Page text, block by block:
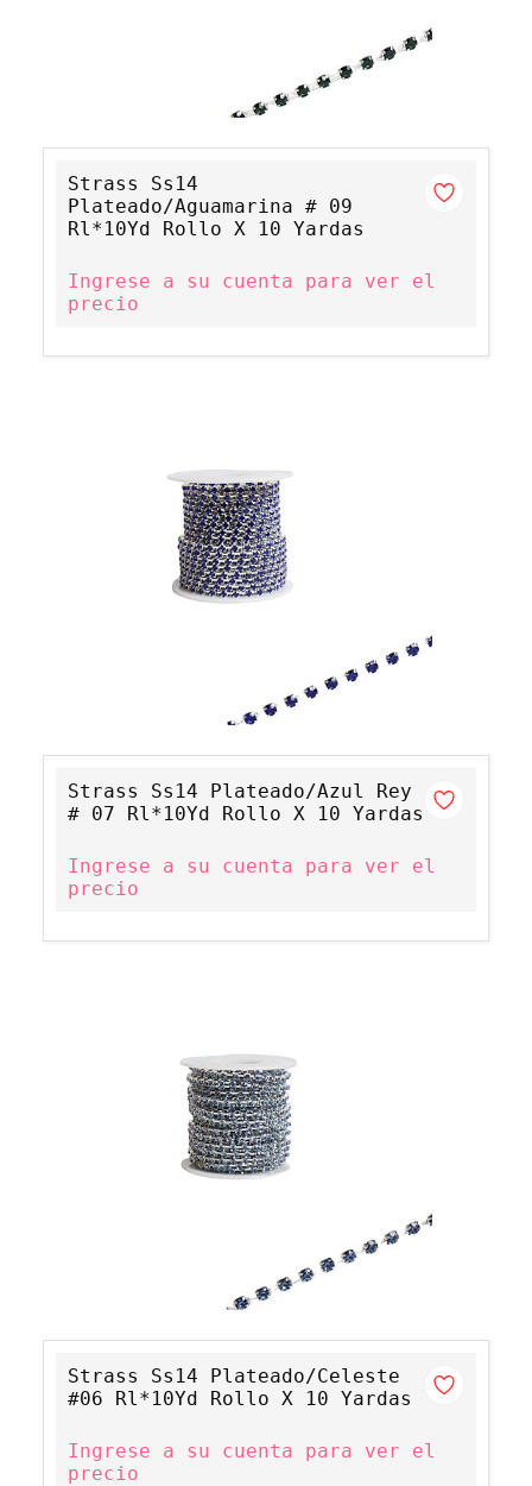
Strass Ss14
Plateado/Aguamarina # 09
Rl*10Yd Rollo X 10 Yardas
Ingrese a su cuenta para ver el
precio
Strass Ss14 Plateado/Azul Rey
# 07 Rl*10Yd Rollo X 10 Yardas
Ingrese a su cuenta para ver el
precio
Strass Ss14 Plateado/Celeste
#06 Rl*10Yd Rollo X 10 Yardas
Ingrese a su cuenta para ver el
precio